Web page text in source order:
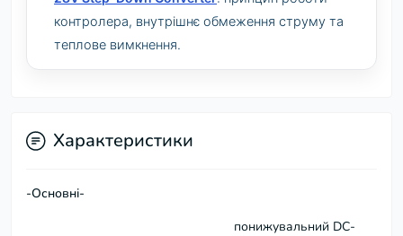
контролера, внутрішнє обмеження струму та
теплове вимкнення.
Характеристики
-Основні-
понижувальний DC-